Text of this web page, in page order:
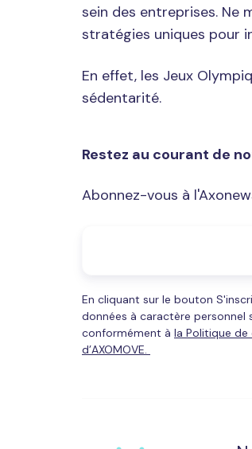
sein des entreprises. Ne
stratégies uniques pour
En effet, les Jeux
sédentarité.
Restez au courant de
Abonnez-vous à
En cliquant sur le bouton
données à caractère personnel
conformément à la Politique
d’AXOMOVE.